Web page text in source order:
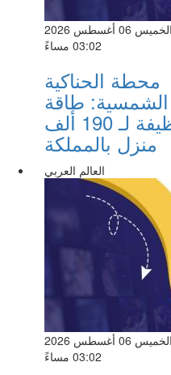
الخميس 06 أغسطس 2026
03:02 مساءً
محطة الحناكية
الشمسية: طاقة
نظيفة لـ 190 ألف
منزل بالمملكة
العالم العربي
الخميس 06 أغسطس 2026
03:02 مساءً